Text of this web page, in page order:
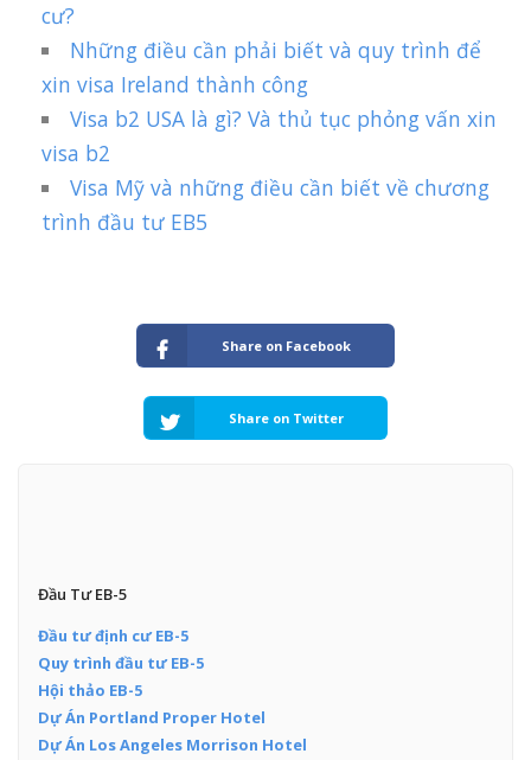
cư?
Những điều cần phải biết và quy trình để
xin visa Ireland thành công
Visa b2 USA là gì? Và thủ tục phỏng vấn xin
visa b2
Visa Mỹ và những điều cần biết về chương
trình đầu tư EB5
Share on Facebook
Share on Twitter
Đầu Tư EB-5
Đầu tư định cư EB-5
Quy trình đầu tư EB-5
Hội thảo EB-5
Dự Án Portland Proper Hotel
Dự Án Los Angeles Morrison Hotel